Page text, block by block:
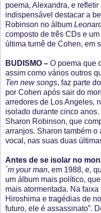
poema, Alexandra, e
indispensável destacar a
Robinson no álbum
composto de três CDs e
última turnê de Cohen, em
BUDISMO – O poema que
assim como vários outros
Ten new songs, faz parte do
por Cohen após sair do
arredores de Los Angeles,
isolado durante cinco
Sharon Robinson, que
arranjos. Sharon também
vocal, nas suas duas
Antes de se isolar no
´m your man, em 1988, e,
um álbum mais político,
mais atormentada. Na
Hiroshima e tragédias de
futuro, ele é assassinato”.